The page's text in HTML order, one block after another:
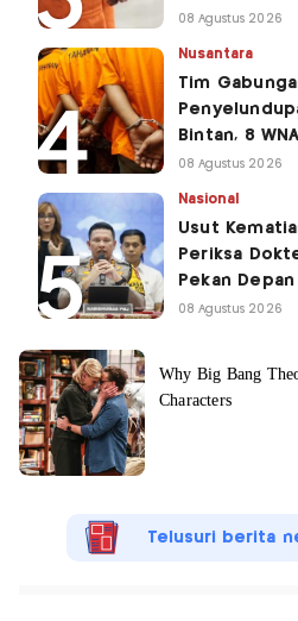
08 Agustus 2026
Nusantara
Tim
Bintan, 8
08 Agustus 2026
Nasional
Usut
Periksa
Pekan Depan
08 Agustus 2026
Telusuri berita